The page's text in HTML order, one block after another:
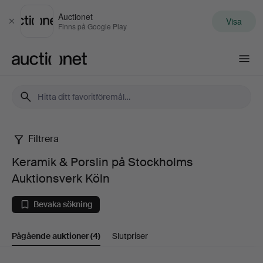
Stäng
Auctionet
Finns på Google Play Visa
Keramik
Porslin
på
Filtrera
Keramik & Porslin på Stockholms
Auktionsverk Köln
Bevaka sökning
Pågående auktioner(4) Slutpriser